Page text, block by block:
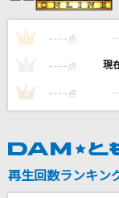
Song for…
アイワナムチ
MAISONdes
[生音]紫煙
神野美伽
1 ---- 点
---- 点
3 ---- 点
再生回数ランキン